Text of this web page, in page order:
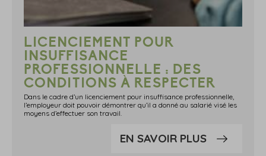
LICENCIEMENT POUR
INSUFFISANCE
PROFESSIONNELLE : DES
CONDITIONS À RESPECTER
Dans le cadre d’un licenciement pour insuffisance professionnelle,
l’employeur doit pouvoir démontrer qu’il a donné au salarié visé les
moyens d’effectuer son travail.
EN SAVOIR PLUS